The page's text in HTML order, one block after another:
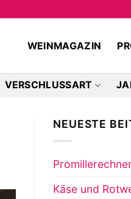
WEINMAGAZIN
VERSCHLUSSART
NEUESTE
Käse und